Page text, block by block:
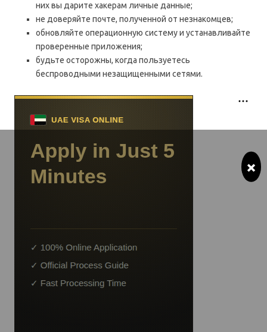
них вы дарите хакерам личные данные;
не доверяйте почте, полученной от незнакомцев;
обновляйте операционную систему и устанавливайте
проверенные приложения;
будьте осторожны, когда пользуетесь
беспроводными незащищенными сетями.
×